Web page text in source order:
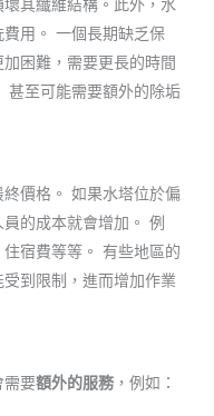
其纖維結構。此外，水
用。 一個長期缺乏保
困難，需要更長的時間
甚至可能需要額外的除垢
價格。 如果水塔位於偏
的成本就會增加。 例
宿費等等。 有些地區的
到限制，進而增加作業
需要額外的服務，例如：